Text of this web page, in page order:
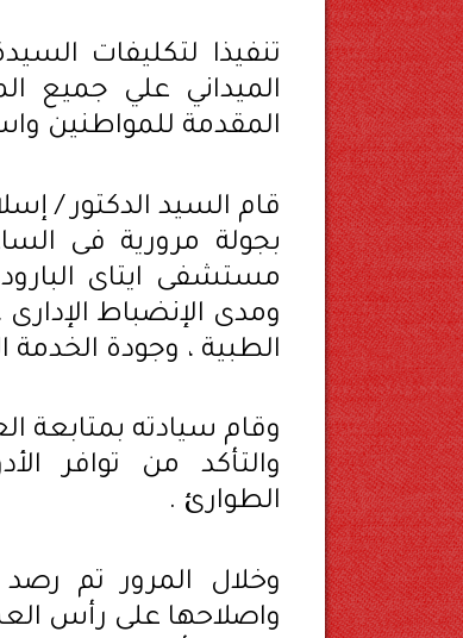
تنفيذا لتكليفات
الميداني علي جميع
المقدمة للمواطنين
قام السيد الدكتور /
بجولة مرورية فى
مستشفى ايتاى
ومدى الإنضباط
الطبية ، وجودة الخدمة
وقام سيادته بمتابعة
والتأكد من توافر
الطوارئ .
وخلال المرور تم
واصلاحها على رأس